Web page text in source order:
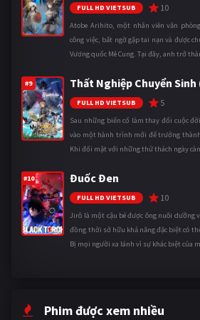
FULL HD VIETSUB 10
Atobe Arihito, một nhân viên văn
công việc, bất ngờ gặp tai nạn và được
Vương quốc Mê Cung. Tại đây, anh trở
#9 Thất Nghiệp Chuyển Sinh
FULL HD VIETSUB 5
Sau những biến cố làm thay đổi cuộc
vào một hành trình mới để trưởng
Khi đối mặt với những thử thách ngày
#10 Đuốc Đen
FULL HD VIETSUB 10
Jirô là một cậu bé được ông nuôi dưỡng
đồng thời sở hữu khả năng đặc biệt có
Bị mọi người xa lánh vì sự khác biệt của
Phim được xem nhiều